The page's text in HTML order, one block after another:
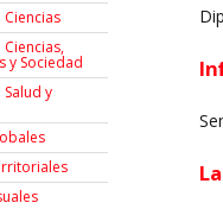
Ciencias
y Sociedad
y